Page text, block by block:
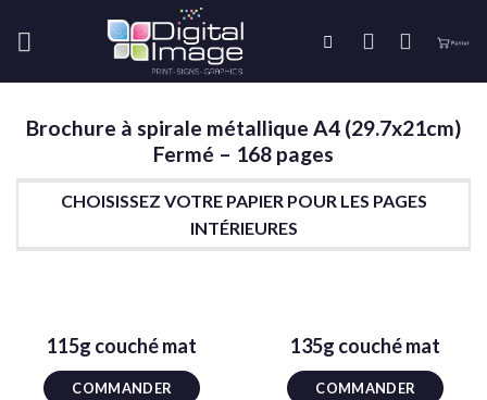
Brochure à spirale métallique A4 (29.7x21cm)
Fermé – 168 pages
CHOISISSEZ VOTRE PAPIER POUR LES PAGES
INTÉRIEURES
115g couché mat
COMMANDER
135g couché mat
COMMANDER